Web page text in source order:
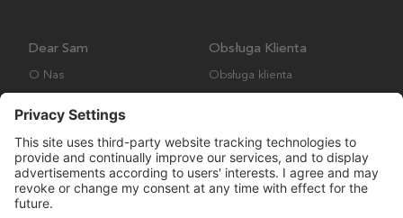
Dear Sam
O Nas
Obsługa Klienta
Obsługa klienta
Wysyłka i Dostawa